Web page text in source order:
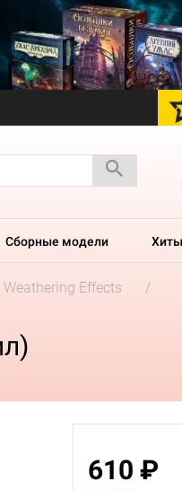
Сборные модели Хиты
Weathering Effects
610 ₽